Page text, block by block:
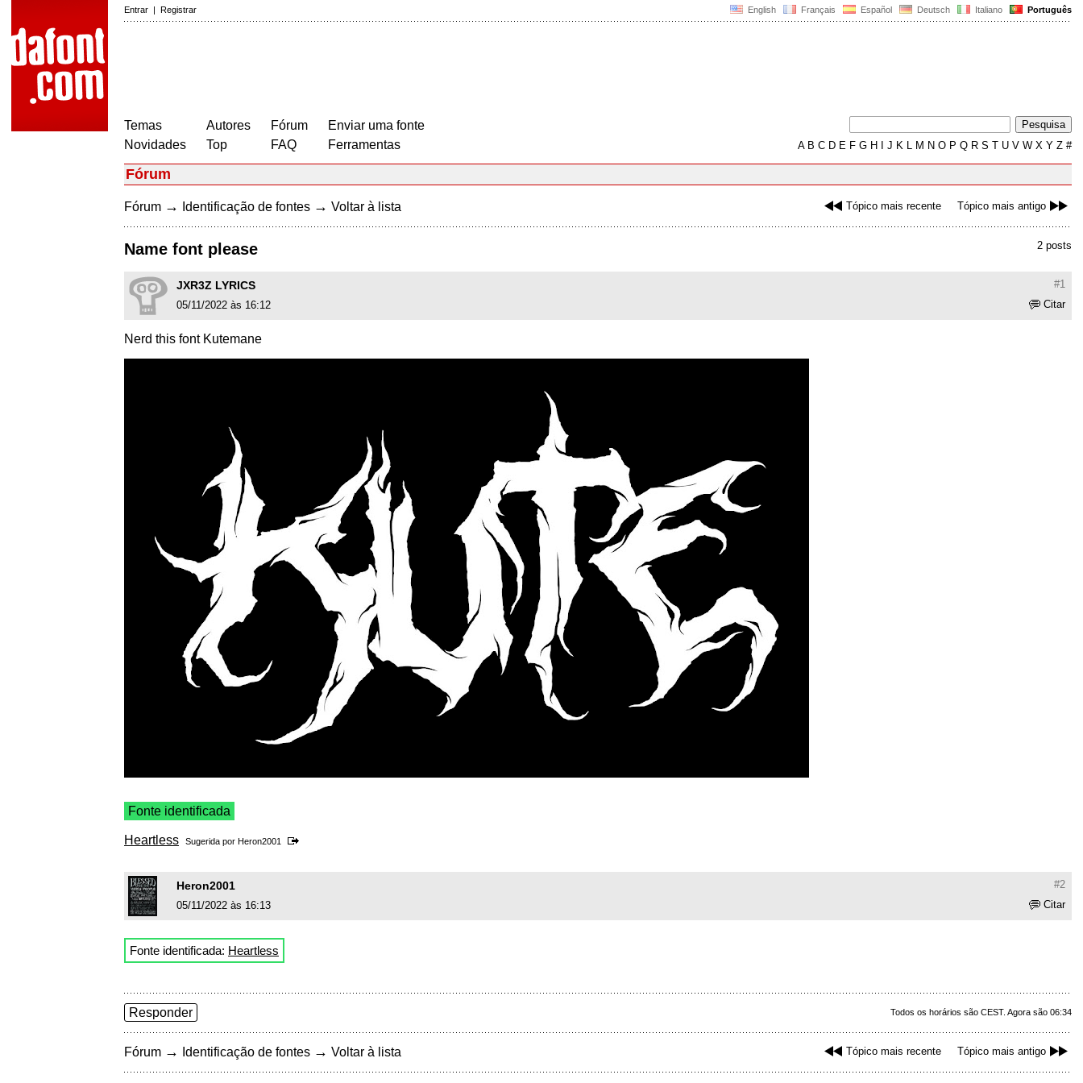
English Français Español Deutsch Italiano Português
Entrar | Registrar
Temas
Novidades
Autores
Top
Fórum
FAQ
Enviar uma fonte
Ferramentas
AB C D E F G H J K L M N O P Q R S T U V W X Y Z #
Fórum
Tópico mais recente Tópico mais antigo
Fórum → Identificação de fontes → Voltar à lista
2 posts
Name font please
#1
JXR3Z LYRICS
Citar
05/11/2022 às 16:12
Nerd this font Kutemane
Fonte identificada
Heartless Sugerida por Heron2001
#2
Heron2001
Citar
05/11/2022 às 16:13
Fonte identificada: Heartless
Todos os horários são CEST. Agora são 06:34
Responder
Tópico mais recente Tópico mais antigo
Fórum → Identificação de fontes → Voltar à lista